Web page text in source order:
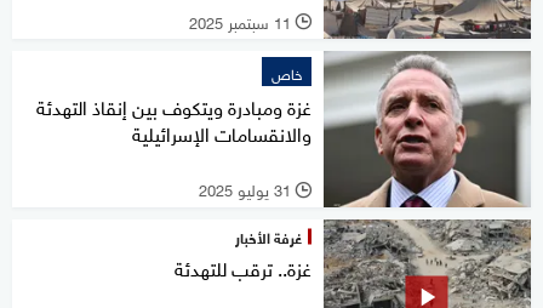
l 11 سبتمبر 2025
خاص
غزة ومبادرة ويتكوف بين إنقاذ التهدئة
والانقسامات الإسرائيلية
l 31 يوليو 2025
غرفة الأخبار
غزة.. ترقب للتهدئة